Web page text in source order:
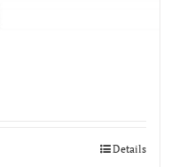
Details